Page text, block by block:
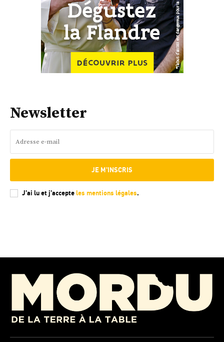
Newsletter
JE M'INSCRIS
J'ai lu et j'accepteles mentions légales.